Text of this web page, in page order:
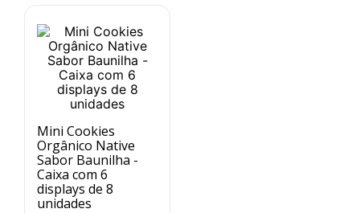
Mini Cookies
Orgânico Native
Sabor Baunilha -
Caixa com 6
displays de 8
unidades